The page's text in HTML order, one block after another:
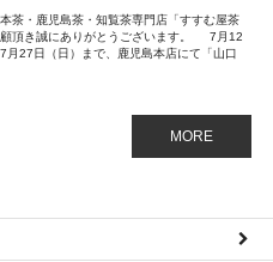
茶・鹿児島茶・知覧茶専門店「すすむ屋茶
顧頂き誠にありがとうございます。 7月12
月27日（日）まで、鹿児島本店にて「山口
MORE